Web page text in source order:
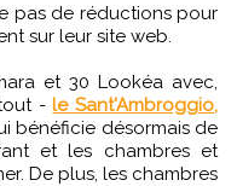
pas de réductions pour
sur leur site web.
et 30 Lookéa avec,
tout -le Sant'Ambroggio,
bénéficie désormais de
et les chambres et
De plus, les chambres